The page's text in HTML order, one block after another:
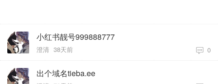
小红书靓号999888777
澄清 38天前 0
出个域名tieba.ee